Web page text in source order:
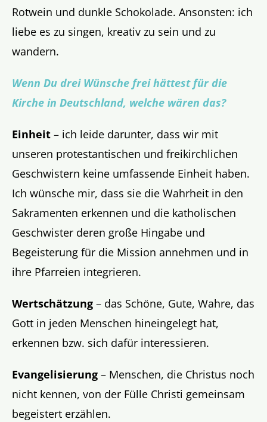
Rotwein und dunkle Schokolade. Ansonsten: ich
liebe es zu singen, kreativ zu sein und zu
wandern.
Wenn Du drei Wünsche frei hättest für die
Kirche in Deutschland, welche wären das?
Einheit – ich leide darunter, dass wir mit
unseren protestantischen und freikirchlichen
Geschwistern keine umfassende Einheit haben.
Ich wünsche mir, dass sie die Wahrheit in den
Sakramenten erkennen und die katholischen
Geschwister deren große Hingabe und
Begeisterung für die Mission annehmen und in
ihre Pfarreien integrieren.
Wertschätzung – das Schöne, Gute, Wahre, das
Gott in jeden Menschen hineingelegt hat,
erkennen bzw. sich dafür interessieren.
Evangelisierung – Menschen, die Christus noch
nicht kennen, von der Fülle Christi gemeinsam
begeistert erzählen.